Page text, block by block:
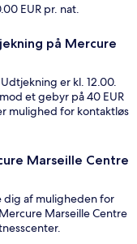
EUR pr. nat.
på Mercure
er kl. 12.00.
et gebyr på 40 EUR
mulighed for kontaktløs
Marseille Centre
dig af muligheden for
Marseille Centre